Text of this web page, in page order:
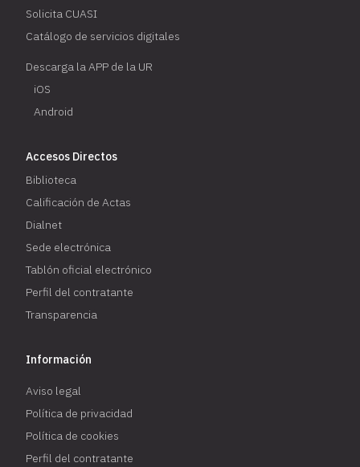
Solicita CUASI
Catálogo de servicios digitales
Descarga la APP de la UR
iOS
Android
Accesos Directos
Biblioteca
Calificación de Actas
Dialnet
Sede electrónica
Tablón oficial electrónico
Perfil del contratante
Transparencia
Información
Aviso legal
Política de privacidad
Política de cookies
Perfil del contratante